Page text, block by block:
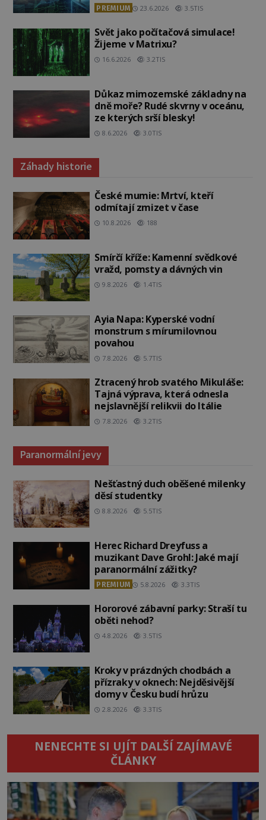
PREMIUM 23.6.2026 3.5TIS
Svět jako počítačová simulace!
Žijeme v Matrixu?
16.6.2026 3.2TIS
Důkaz mimozemské základny na
dně moře? Rudé skvrny v oceánu,
ze kterých srší blesky!
8.6.2026 3.0TIS
Záhady historie
České mumie: Mrtví, kteří
odmítají zmizet v čase
10.8.2026 188
Smírčí kříže: Kamenní svědkové
vražd, pomsty a dávných vin
9.8.2026 1.4TIS
Ayia Napa: Kyperské vodní
monstrum s mírumilovnou
povahou
7.8.2026 5.7TIS
Ztracený hrob svatého Mikuláše:
Tajná výprava, která odnesla
nejslavnější relikvii do Itálie
7.8.2026 3.2TIS
Paranormální jevy
Nešťastný duch oběšené milenky
děsí studentky
8.8.2026 5.5TIS
Herec Richard Dreyfuss a
muzikant Dave Grohl: Jaké mají
paranormální zážitky?
PREMIUM 5.8.2026 3.3TIS
Hororové zábavní parky: Straší tu
oběti nehod?
4.8.2026 3.5TIS
Kroky v prázdných chodbách a
přízraky v oknech: Nejděsivější
domy v Česku budí hrůzu
2.8.2026 3.3TIS
NENECHTE SI UJÍT DALŠÍ ZAJÍMAVÉ
ČLÁNKY